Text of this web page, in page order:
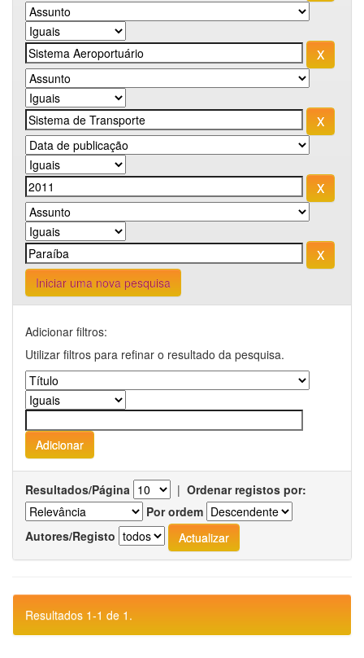
Iniciar uma nova pesquisa
Adicionar filtros:
Utilizar filtros para refinar o resultado da pesquisa.
Resultados/Página | Ordenar registos por:
Por ordem
Autores/Registo
Resultados 1-1 de 1.